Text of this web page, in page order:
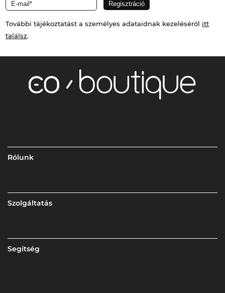
További tájékoztatást a személyes adataidnak kezeléséről itt
találsz.
Rólunk
Szolgáltatás
Segítség